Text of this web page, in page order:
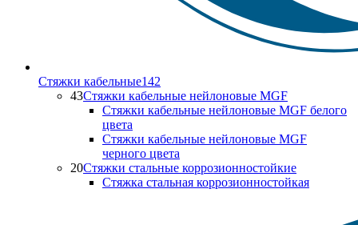
Стяжки кабельные142
43Стяжки кабельные нейлоновые MGF
Стяжки кабельные нейлоновые MGF белого
цвета
Стяжки кабельные нейлоновые MGF
черного цвета
20Стяжки стальные коррозионностойкие
Стяжка стальная коррозионностойкая